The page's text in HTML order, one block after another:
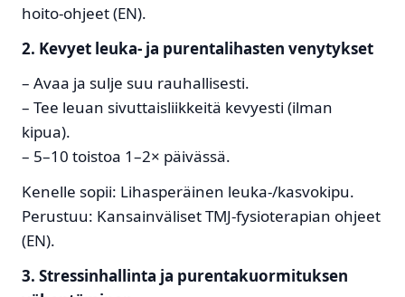
hoito-ohjeet (EN).
2. Kevyet leuka- ja purentalihasten venytykset
– Avaa ja sulje suu rauhallisesti.
– Tee leuan sivuttaisliikkeitä kevyesti (ilman
kipua).
– 5–10 toistoa 1–2× päivässä.
Kenelle sopii: Lihasperäinen leuka-/kasvo­kipu.
Perustuu: Kansainväliset TMJ-fysioterapian ohjeet
(EN).
3. Stressinhallinta ja purentakuormituksen